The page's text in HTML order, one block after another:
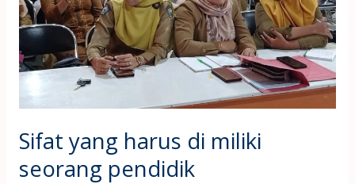
Sifat yang harus di miliki
seorang pendidik